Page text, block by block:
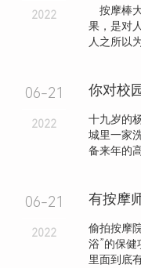
2022
按摩棒
果，是对
人之所以
06-21
2022
你对校
十九岁的
城里一家
备来年的
06-21
2022
有按摩
偷拍按摩
浴”的保健
里面到底